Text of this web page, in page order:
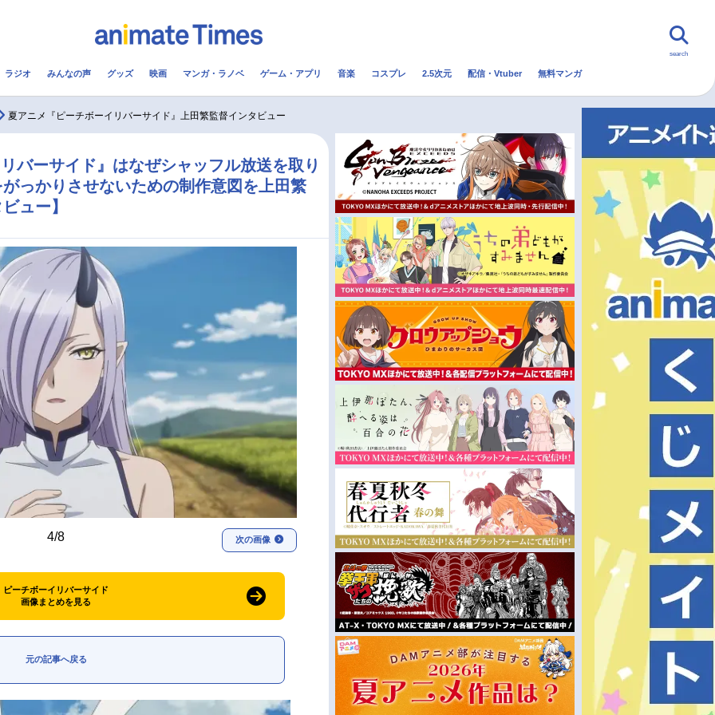
コスプレ 2.5次元 配信・Vtuber トレンド 無料マンガ
男性声優/女性声優一覧
今期アニメ曜日別一覧 秋アニメ
冬アニメ
search
ラジオ みんなの声 グッズ 映画 マンガ・ラノベ ゲーム・アプリ 音楽 コスプレ 2.5次元 配信・Vtuber 無料マンガ
夏アニメ『ピーチボーイリバーサイド』上田繁監督インタビュー
バーサイド』はなぜシャッフル放送を取り
っかりさせないための制作意図を上田繁
ュー】
4/8 次の画像
ピーチボーイリバーサイド
画像まとめを見る
元の記事へ戻る